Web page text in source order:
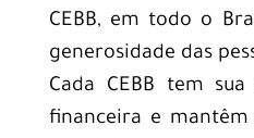
CEBB, em todo o
generosidade das
Cada CEBB tem
financeira e